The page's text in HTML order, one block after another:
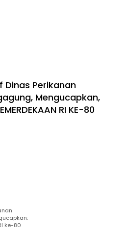
Dinas Perikanan
Mengucapkan,
RI KE-80
ke-80